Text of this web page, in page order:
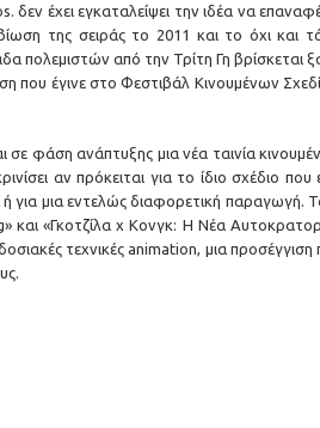
έχει εγκαταλείψει την ιδέα να
της σειράς το 2011 και το όχι και
πολεμιστών από την Τρίτη Γη βρίσκεται
που έγινε στο Φεστιβάλ Κινουμένων
φάση ανάπτυξης μια νέα ταινία
αν πρόκειται για το ίδιο σχέδιο που
για μια εντελώς διαφορετική παραγωγή.
και «Γκοτζίλα x Κονγκ: Η Νέα
τεχνικές animation, μια προσέγγιση